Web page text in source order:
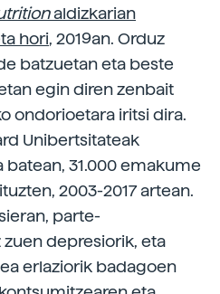
aldizkarian
hori, 2019an. Orduz
batzuetan eta beste
egin diren zenbait
ondorioetara iritsi dira.
Unibertsitateak
31.000 emakume
2003-2017 artean.
parte-
depresiorik, eta
erlaziorik badagoen